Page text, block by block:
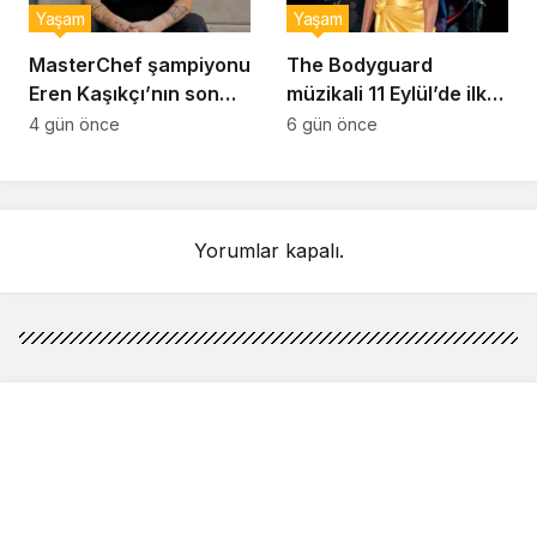
MasterChef şampiyonu
Eren Kaşıkçı’nın son
anlarındaki kahreden
Yaşam
4 gün önce
The Bodyguard
müzikali 11 Eylül’de ilk
kez Türkiye’de
Yaşam
6 gün önce
Yorumlar kapalı.